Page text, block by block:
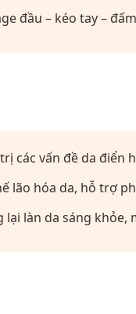
đầu – kéo tay –
các vấn đề da điển
lão hóa da, hỗ trợ
lại làn da sáng